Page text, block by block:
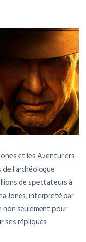
et les Aventuriers
de l'archéologue
de spectateurs à
Jones, interprété par
non seulement pour
ses répliques